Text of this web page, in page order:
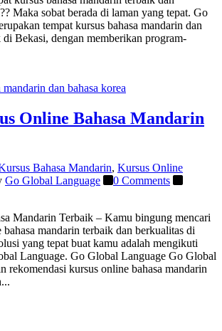
Maka sobat berada di laman yang tepat. Go
tempat kursus bahasa mandarin dan
di Bekasi, dengan memberikan program-
Online Bahasa Mandarin
Bahasa Mandarin, Kursus Online
Go Global Language
0 Comments
Mandarin Terbaik – Kamu bingung mencari
mandarin terbaik dan berkualitas di
yang tepat buat kamu adalah mengikuti
Language. Go Global Language Go Global
rekomendasi kursus online bahasa mandarin